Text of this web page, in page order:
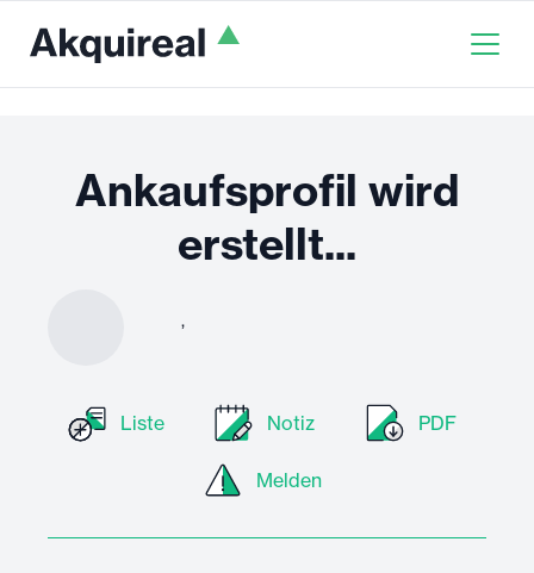
Ankaufsprofil wird
erstellt...
,
Liste Notiz PDF
Melden